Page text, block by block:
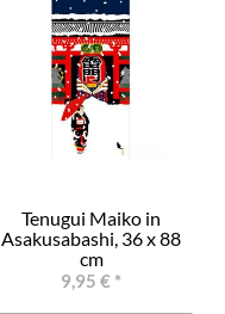
Tenugui Maiko in
Asakusabashi, 36 x 88
cm
9,95 € *